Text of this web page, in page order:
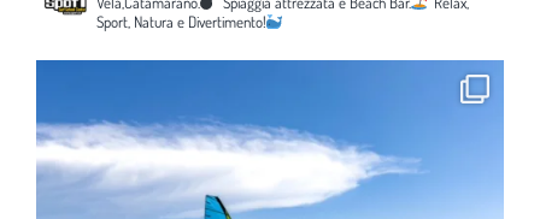
Sport, Natura e Divertimento!